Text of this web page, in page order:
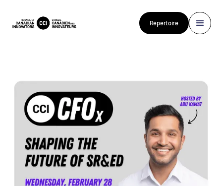
Répertoire